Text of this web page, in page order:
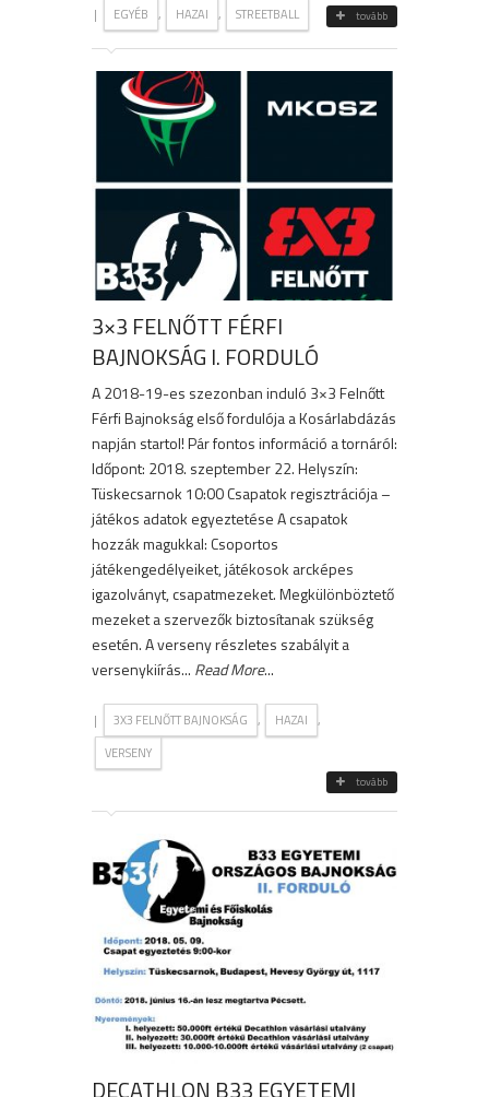
| EGYÉB , HAZAI , STREETBALL tovább
3×3 FELNŐTT FÉRFI
BAJNOKSÁG I. FORDULÓ
A 2018-19-es szezonban induló 3×3 Felnőtt
Férfi Bajnokság első fordulója a Kosárlabdázás
napján startol! Pár fontos információ a tornáról:
Időpont: 2018. szeptember 22. Helyszín:
Tüskecsarnok 10:00 Csapatok regisztrációja –
játékos adatok egyeztetése A csapatok
hozzák magukkal: Csoportos
játékengedélyeiket, játékosok arcképes
igazolványt, csapatmezeket. Megkülönböztető
mezeket a szervezők biztosítanak szükség
esetén. A verseny részletes szabályit a
versenykiírás... Read More...
| 3X3 FELNŐTT BAJNOKSÁG , HAZAI ,
VERSENY
tovább
DECATHLON B33 EGYETEMI